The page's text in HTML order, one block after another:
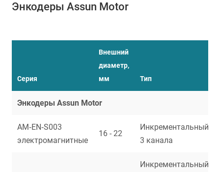
Энкодеры Assun Motor
Серия
Внешний
диаметр,
мм
Тип
Энкодеры Assun Motor
AM‑EN‑S003
электромагнитные
16 - 22
Инкрементальный,
3 канала
Инкрементальный,